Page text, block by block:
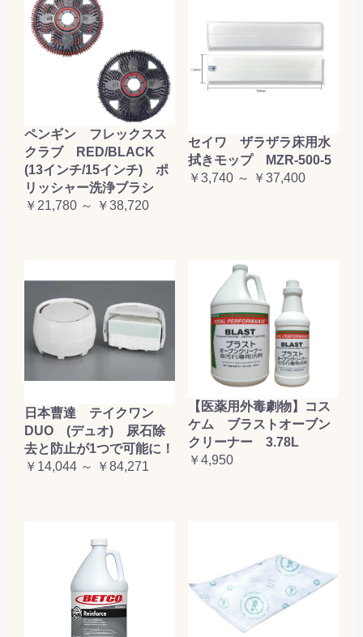
ペンギン フレックスス
クラブ RED/BLACK
(13インチ/15インチ) ポ
リッシャー洗浄ブラシ
￥21,780 ～ ￥38,720
セイワ ザラザラ床用水
拭きモップ MZR-500-5
￥3,740 ～ ￥37,400
日本曹達 テイクワン
DUO (デュオ) 尿石除
去と防止が1つで可能に！
￥14,044 ～ ￥84,271
【医薬用外毒劇物】コス
ケム ブラストオーブン
クリーナー 3.78L
￥4,950